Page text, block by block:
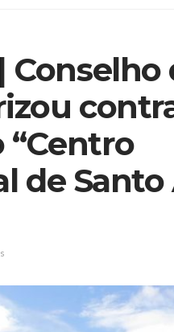
Conselho
de Santo